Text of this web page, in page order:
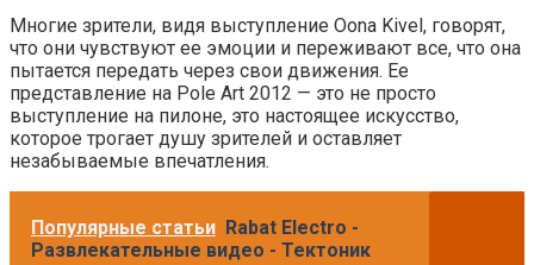
Многие зрители, видя выступление Oona Kivel, говорят,
что они чувствуют ее эмоции и переживают все, что она
пытается передать через свои движения. Ее
представление на Pole Art 2012 — это не просто
выступление на пилоне, это настоящее искусство,
которое трогает душу зрителей и оставляет
незабываемые впечатления.
Популярные статьи Rabat Electro -
Развлекательные видео - Тектоник